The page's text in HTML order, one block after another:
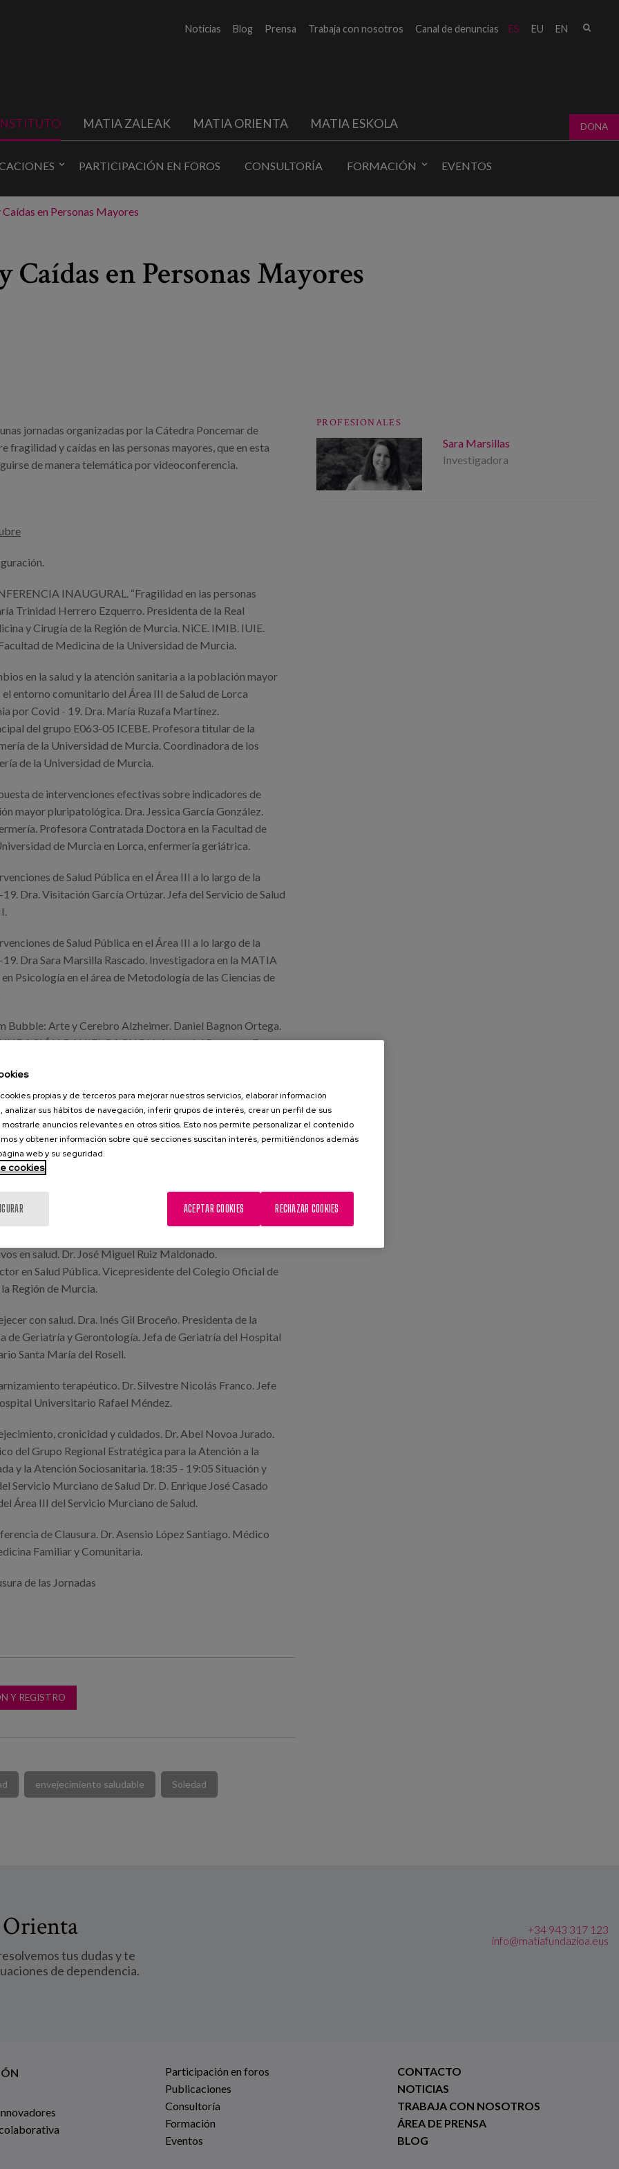
ES EU EN
Noticias Blog Prensa Trabaja con nosotros Canal de denuncias
MATIA ZALEAK MATIA ORIENTA MATIA ESKOLA DONA
PARTICIPACIÓN EN FOROS CONSULTORÍA FORMACIÓN EVENTOS
en Personas Mayores
en Personas Mayores
jornadas organizadas por la Cátedra Poncemar de
fragilidad y caídas en las personas mayores, que en esta
de manera telemática por videoconferencia.
INAUGURAL. “Fragilidad en las personas
Trinidad Herrero Ezquerro. Presidenta de la Real
y Cirugía de la Región de Murcia. NiCE. IMIB. IUIE.
de Medicina de la Universidad de Murcia.
en la salud y la atención sanitaria a la población mayor
entorno comunitario del Área III de Salud de Lorca
por Covid - 19. Dra. María Ruzafa Martínez.
del grupo E063-05 ICEBE. Profesora titular de la
de la Universidad de Murcia. Coordinadora de los
de la Universidad de Murcia.
de intervenciones efectivas sobre indicadores de
mayor pluripatológica. Dra. Jessica García González.
Profesora Contratada Doctora en la Facultad de
de Murcia en Lorca, enfermería geriátrica.
de Salud Pública en el Área III a lo largo de la
Dra. Visitación García Ortúzar. Jefa del Servicio de Salud
de Salud Pública en el Área III a lo largo de la
Dra Sara Marsilla Rascado. Investigadora en la MATIA
Psicología en el área de Metodología de las Ciencias de
Bubble: Arte y Cerebro Alzheimer. Daniel Bagnon Ortega.
DANIEL BAGNON. Autor del Proyecto From
de la jornada
de la microbiota intestinal en la enfermedad de
clínicas y caminos a seguir Dr. Esteban Orenes Piñero.
plataforma de proteómica del Instituto IMIB – Arrixaca y
de bioquímica y biología molecular – A de la
en salud. Dr. José Miguel Ruiz Maldonado.
en Salud Pública. Vicepresidente del Colegio Oficial de
Región de Murcia.
con salud. Dra. Inés Gil Broceño. Presidenta de la
de Geriatría y Gerontología. Jefa de Geriatría del Hospital
Santa María del Rosell.
terapéutico. Dr. Silvestre Nicolás Franco. Jefe
Universitario Rafael Méndez.
cronicidad y cuidados. Dr. Abel Novoa Jurado.
del Grupo Regional Estratégica para la Atención a la
y la Atención Sociosanitaria. 18:35 - 19:05 Situación y
Servicio Murciano de Salud Dr. D. Enrique José Casado
Área III del Servicio Murciano de Salud.
de Clausura. Dr. Asensio López Santiago. Médico
Familiar y Comunitaria.
de las Jornadas
Y REGISTRO
envejecimiento saludable Soledad
PROFESIONALES
Sara Marsillas
Investigadora
tus dudas y te
de dependencia.
+34 943 317 123
info@matiafundazioa.eus
Participación en foros
Publicaciones
Consultoría
Formación
Eventos
CONTACTO
NOTICIAS
TRABAJA CON NOSOTROS
ÁREA DE PRENSA
BLOG
propias y de terceros para mejorar nuestros servicios, elaborar información
analizar sus hábitos de navegación, inferir grupos de interés, crear un perfil de sus
anuncios relevantes en otros sitios. Esto nos permite personalizar el contenido
y obtener información sobre qué secciones suscitan interés, permitiéndonos además
web y su seguridad.
cookies
RECHAZAR COOKIES
ACEPTAR COOKIES